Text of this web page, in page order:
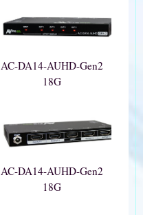
AC-DA14-AUHD-Gen2
18G
AC-DA14-AUHD-Gen2
18G